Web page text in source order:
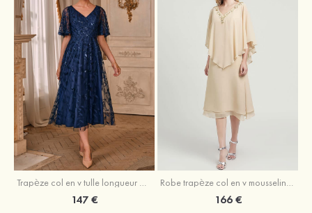
Trapèze col en v tulle longueur mollet robe de mère de la mariée avec appliqué paillettes ceinture
147 €
Robe trapèze col en v mousseline longueur mollet robe de mère de la mariée avec perle
166 €